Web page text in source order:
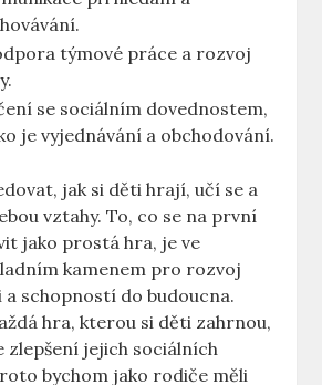
týmové práce a rozvoj
se sociálním dovednostem,
je vyjednávání a obchodování.
jak si děti hrají, učí se a
vztahy. To, co se na první
jako prostá hra, je ve
kamenem pro rozvoj
schopností do budoucna.
hra, kterou si děti zahrnou,
zlepšení jejich sociálních
bychom jako rodiče měli